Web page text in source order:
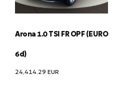
Arona 1.0 TSI FR OPF (EURO
6d)
24,414.29 EUR